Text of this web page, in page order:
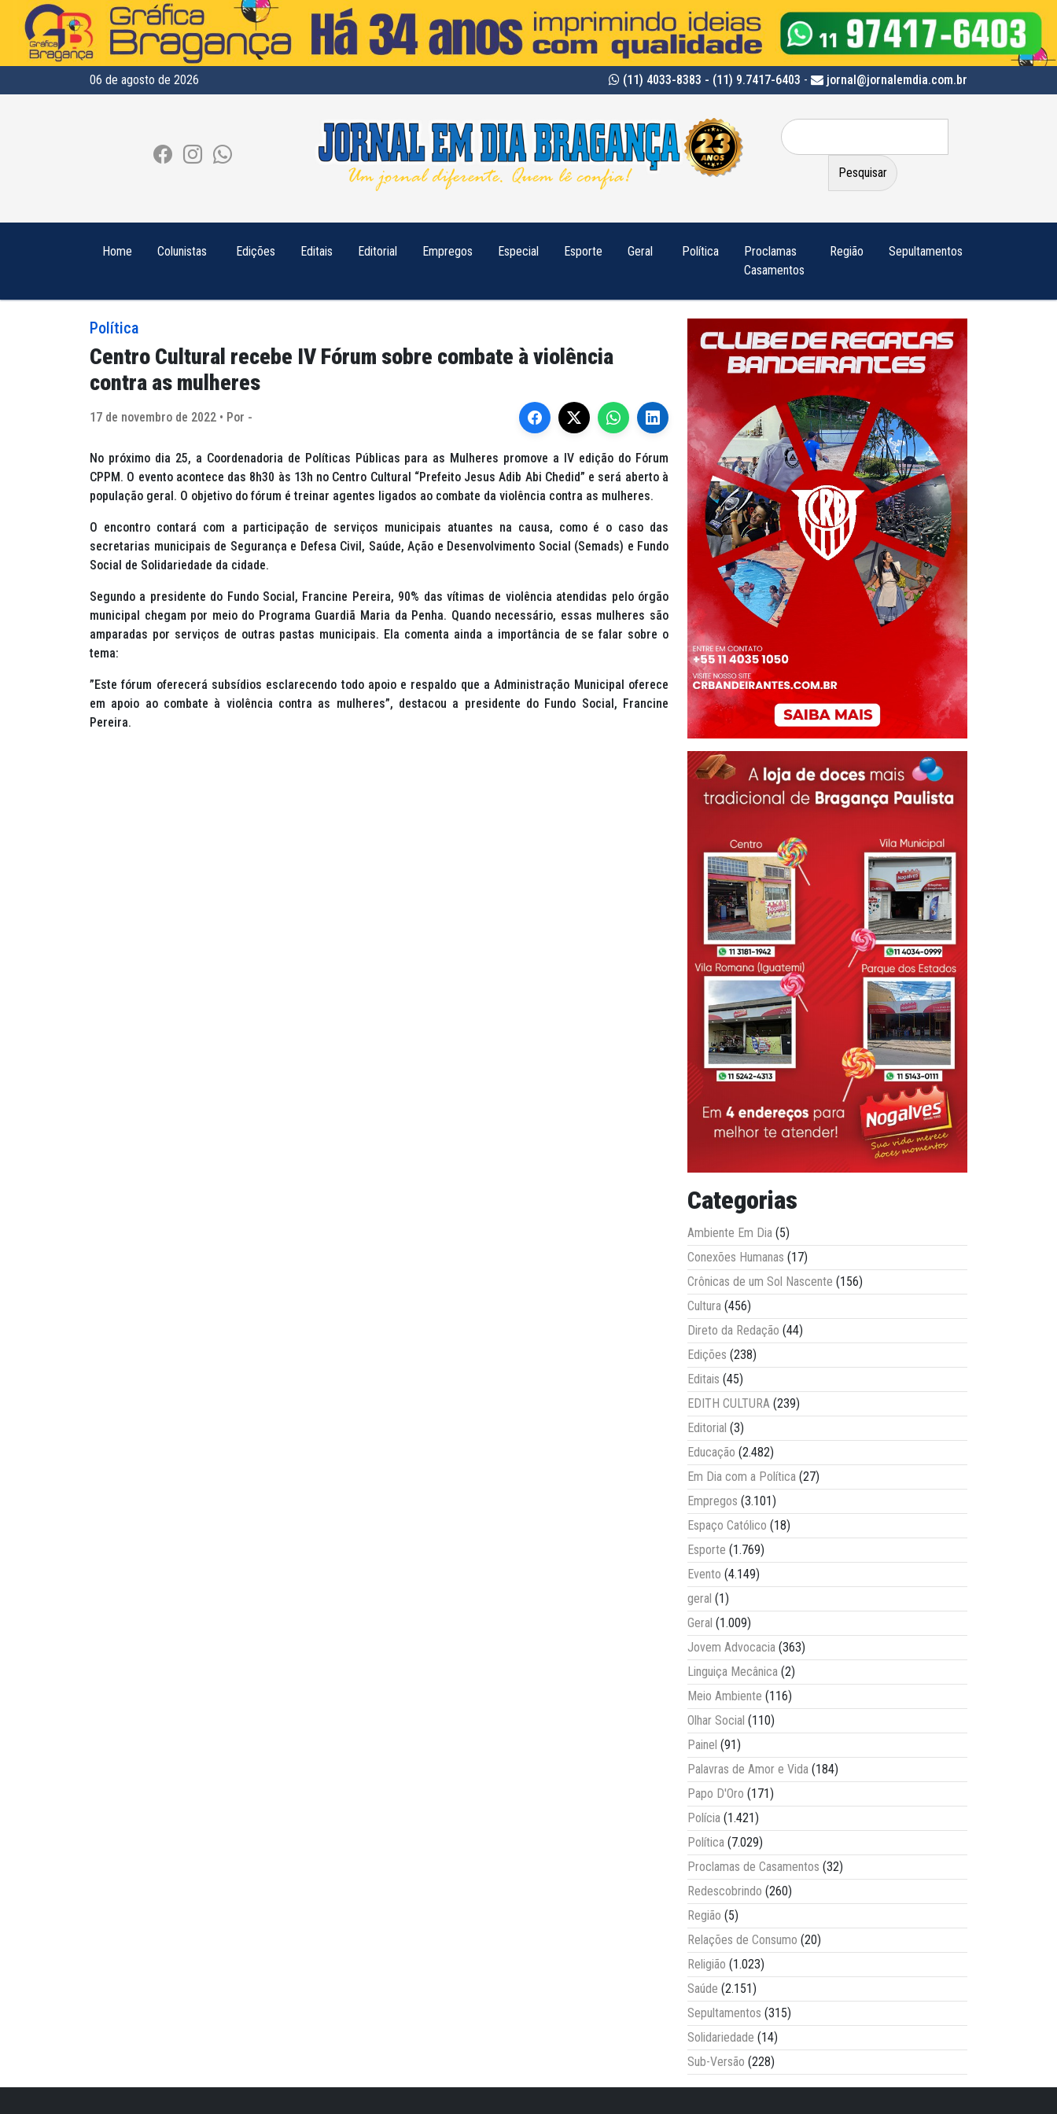
06 de agosto de 2026 (11) 4033-8383 - (11) 9.7417-6403 - jornal@jornalemdia.com.br
Pesquisar
por:
Home Colunistas Edições Editais Editorial Empregos Especial Esporte Geral Política
Proclamas
Casamentos
Região Sepultamentos
Política
Centro Cultural recebe IV Fórum sobre combate à violência
contra as mulheres
17 de novembro de 2022 • Por -
No próximo dia 25, a Coordenadoria de Políticas Públicas para as Mulheres promove a IV edição do Fórum
CPPM. O evento acontece das 8h30 às 13h no Centro Cultural “Prefeito Jesus Adib Abi Chedid” e será aberto à
população geral. O objetivo do fórum é treinar agentes ligados ao combate da violência contra as mulheres.
O encontro contará com a participação de serviços municipais atuantes na causa, como é o caso das
secretarias municipais de Segurança e Defesa Civil, Saúde, Ação e Desenvolvimento Social (Semads) e Fundo
Social de Solidariedade da cidade.
Segundo a presidente do Fundo Social, Francine Pereira, 90% das vítimas de violência atendidas pelo órgão
municipal chegam por meio do Programa Guardiã Maria da Penha. Quando necessário, essas mulheres são
amparadas por serviços de outras pastas municipais. Ela comenta ainda a importância de se falar sobre o
tema:
”Este fórum oferecerá subsídios esclarecendo todo apoio e respaldo que a Administração Municipal oferece
em apoio ao combate à violência contra as mulheres”, destacou a presidente do Fundo Social, Francine
Pereira.
Categorias
Ambiente Em Dia (5)
Conexões Humanas (17)
Crônicas de um Sol Nascente (156)
Cultura (456)
Direto da Redação (44)
Edições (238)
Editais (45)
EDITH CULTURA (239)
Editorial (3)
Educação (2.482)
Em Dia com a Política (27)
Empregos (3.101)
Espaço Católico (18)
Esporte (1.769)
Evento (4.149)
geral (1)
Geral (1.009)
Jovem Advocacia (363)
Linguiça Mecânica (2)
Meio Ambiente (116)
Olhar Social (110)
Painel (91)
Palavras de Amor e Vida (184)
Papo D'Oro (171)
Polícia (1.421)
Política (7.029)
Proclamas de Casamentos (32)
Redescobrindo (260)
Região (5)
Relações de Consumo (20)
Religião (1.023)
Saúde (2.151)
Sepultamentos (315)
Solidariedade (14)
Sub-Versão (228)